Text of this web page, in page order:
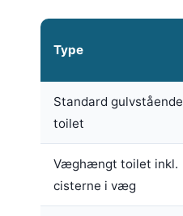
Type
Standard gulvstående
toilet
Væghængt toilet inkl.
cisterne i væg